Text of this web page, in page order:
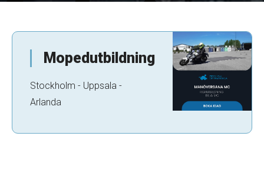
Mopedutbildning
Stockholm - Uppsala -
Arlanda